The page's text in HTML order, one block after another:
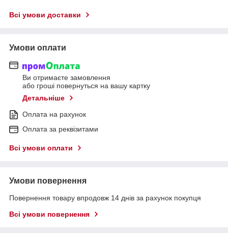
Всі умови доставки
Умови оплати
Ви отримаєте замовлення
або гроші повернуться на вашу картку
Детальніше
Оплата на рахунок
Оплата за реквізитами
Всі умови оплати
Умови повернення
Повернення товару впродовж 14 днів за рахунок покупця
Всі умови повернення